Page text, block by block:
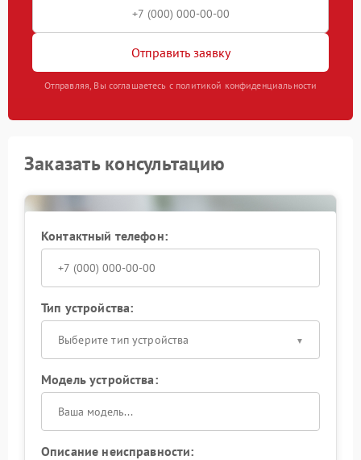
Отправить заявку
Отправляя, Вы соглашаетесь с политикой конфиденциальности
Заказать консультацию
Контактный телефон:
Тип устройства:
Выберите тип устройства
Модель устройства:
Описание неисправности: